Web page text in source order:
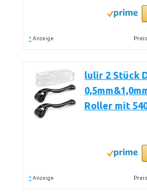
* Anzeige
lulir 2 Stück
Roller mit
* Anzeige